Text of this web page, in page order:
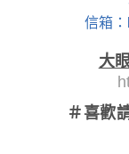
信箱
大
＃喜歡